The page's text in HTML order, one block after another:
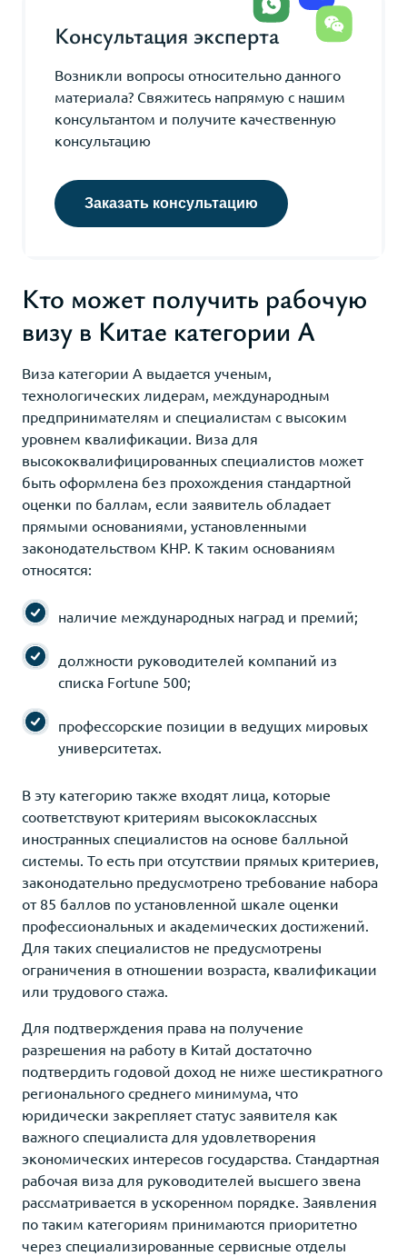
Консультация эксперта
Возникли вопросы относительно данного
материала? Свяжитесь напрямую с нашим
консультантом и получите качественную
консультацию
Заказать консультацию
Кто может получить рабочую
визу в Китае категории A
Виза категории A выдается ученым,
технологических лидерам, международным
предпринимателям и специалистам с высоким
уровнем квалификации. Виза для
высококвалифицированных специалистов может
быть оформлена без прохождения стандартной
оценки по баллам, если заявитель обладает
прямыми основаниями, установленными
законодательством КНР. К таким основаниям
относятся:
наличие международных наград и премий;
должности руководителей компаний из
списка Fortune 500;
профессорские позиции в ведущих мировых
университетах.
В эту категорию также входят лица, которые
соответствуют критериям высококлассных
иностранных специалистов на основе балльной
системы. То есть при отсутствии прямых критериев,
законодательно предусмотрено требование набора
от 85 баллов по установленной шкале оценки
профессиональных и академических достижений.
Для таких специалистов не предусмотрены
ограничения в отношении возраста, квалификации
или трудового стажа.
Для подтверждения права на получение
разрешения на работу в Китай достаточно
подтвердить годовой доход не ниже шестикратного
регионального среднего минимума, что
юридически закрепляет статус заявителя как
важного специалиста для удовлетворения
экономических интересов государства. Стандартная
рабочая виза для руководителей высшего звена
рассматривается в ускоренном порядке. Заявления
по таким категориям принимаются приоритетно
через специализированные сервисные отделы